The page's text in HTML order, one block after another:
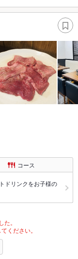
コース
ドリンクをお子様の
。
ください。